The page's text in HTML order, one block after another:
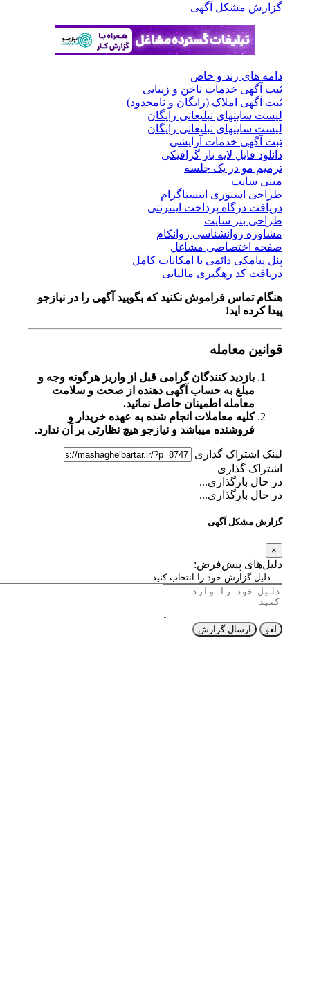
گزارش مشکل آگهی
دامه های رند و خاص
ثبت آگهی خدمات ناخن و زیبایی
ثبت آگهی املاک (رایگان و نامحدود)
لیست سایتهای تبلیغاتی رایگان
لیست سایتهای تبلیغاتی رایگان
ثبت آگهی خدمات آرایشی
دانلود فایل لایه باز گرافیکی
ترمیم مو در یک جلسه
مینی سایت
طراحی استوری اینستاگرام
دریافت درگاه پرداخت اینترنتی
طراحی بنر سایت
مشاوره روانشناسی روانکام
صفحه اختصاصی مشاغل
پنل پیامکی دائمی با امکانات کامل
دریافت کد رهگیری مالیاتی
هنگام تماس فراموش نکنید که بگویید آگهی را در نیازجو
پیدا کرده اید!
قوانین معامله
بازدید کنندگان گرامی قبل از واریز هرگونه وجه و
مبلغ به حساب آگهی دهنده از صحت و سلامت
معامله اطمینان حاصل نمائید.
کلیه معاملات انجام شده به عهده خریدار و
فروشنده میباشد و نیازجو هیچ نظارتی بر آن ندارد.
لینک اشتراک گذاری
اشتراک گذاری
در حال بارگذاری...
در حال بارگذاری...
گزارش مشکل آگهی
دلیل‌های پیش‌فرض:
ارسال گزارش